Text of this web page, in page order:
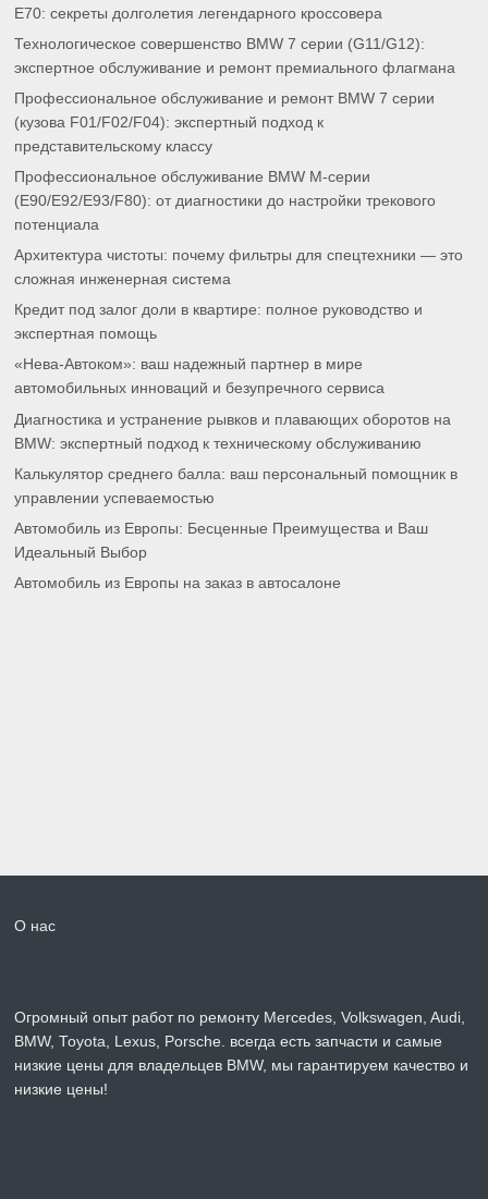
E70: секреты долголетия легендарного кроссовера
Технологическое совершенство BMW 7 серии (G11/G12):
экспертное обслуживание и ремонт премиального флагмана
Профессиональное обслуживание и ремонт BMW 7 серии
(кузова F01/F02/F04): экспертный подход к
представительскому классу
Профессиональное обслуживание BMW M-серии
(E90/E92/E93/F80): от диагностики до настройки трекового
потенциала
Архитектура чистоты: почему фильтры для спецтехники — это
сложная инженерная система
Кредит под залог доли в квартире: полное руководство и
экспертная помощь
«Нева-Автоком»: ваш надежный партнер в мире
автомобильных инноваций и безупречного сервиса
Диагностика и устранение рывков и плавающих оборотов на
BMW: экспертный подход к техническому обслуживанию
Калькулятор среднего балла: ваш персональный помощник в
управлении успеваемостью
Автомобиль из Европы: Бесценные Преимущества и Ваш
Идеальный Выбор
Автомобиль из Европы на заказ в автосалоне
О нас
Огромный опыт работ по ремонту Mercedes, Volkswagen, Audi,
BMW, Toyota, Lexus, Porsche. всегда есть запчасти и самые
низкие цены для владельцев BMW, мы гарантируем качество и
низкие цены!